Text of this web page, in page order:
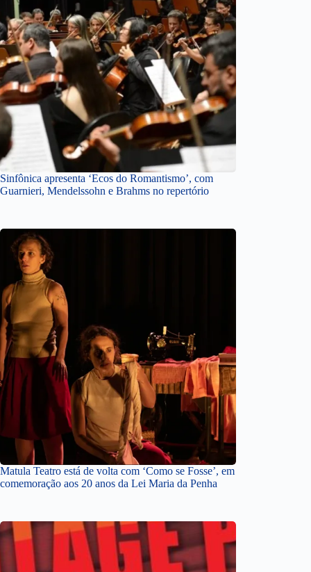
Sinfônica apresenta ‘Ecos do Romantismo’, com
Guarnieri, Mendelssohn e Brahms no repertório
Matula Teatro está de volta com ‘Como se Fosse’, em
comemoração aos 20 anos da Lei Maria da Penha